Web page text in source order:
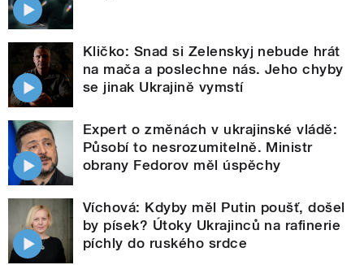
Kličko: Snad si Zelenskyj nebude hrát
na mača a poslechne nás. Jeho chyby
se jinak Ukrajině vymstí
Expert o změnách v ukrajinské vládě:
Působí to nesrozumitelně. Ministr
obrany Fedorov měl úspěchy
Víchová: Kdyby měl Putin poušť, došel
by písek? Útoky Ukrajinců na rafinerie
píchly do ruského srdce